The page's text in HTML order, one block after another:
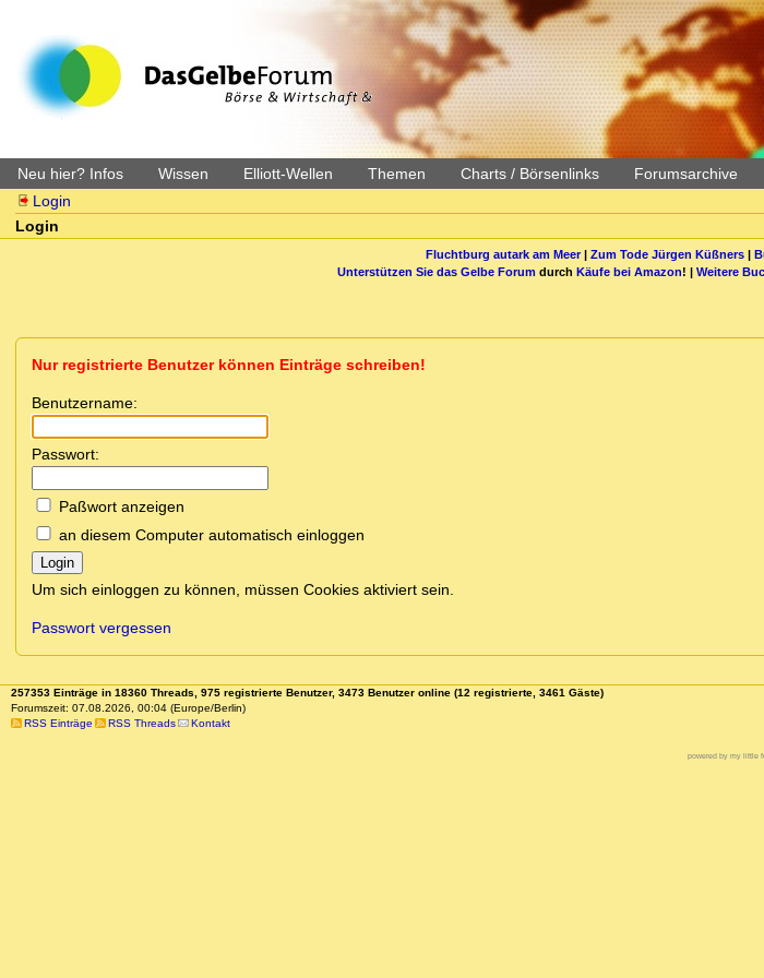
Neu hier? Infos Wissen Elliott-Wellen Themen Charts / Börsenlinks Forumsarchive
Login
Login
Fluchtburg autark am Meer| Zum Tode Jürgen Küßners|
Unterstützen Sie das Gelbe Forum durch Käufe bei Amazon! | Weitere
Nur registrierte Benutzer können Einträge schreiben!
Benutzername:
Passwort:
Paßwort anzeigen
an diesem Computer automatisch einloggen
Login
Um sich einloggen zu können, müssen Cookies aktiviert sein.
Passwort vergessen
257353 Einträge in 18360 Threads, 975 registrierte Benutzer, 3473 Benutzer online (12 registrierte, 3461 Gäste)
Forumszeit: 07.08.2026, 00:04 (Europe/Berlin)
RSS Einträge
RSS Threads Kontakt
powered by my little